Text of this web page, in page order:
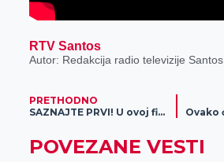
RTV Santos
Autor: Redakcija radio televizije Santos
PRETHODNO
SAZNAJTE PRVI! U ovoj firmi u Zrenjaninu će prosečna bruto zarada biti 149.384 dinara!
POVEZANE VESTI